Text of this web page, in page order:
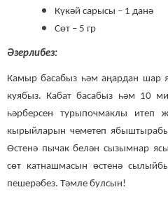
Күкәй сарысы – 1 данә
Сөт – 5 гр
Әзерлибез:
Камыр басабыз һәм аңардан шар
куябыз. Кабат басабыз һәм 10
һәрберсен турыпочмаклы итеп
кырыйларын чеметеп
Өстенә пычак белән сызымнар
сөт катнашмасын өстенә
пешерәбез. Тәмле булсын!